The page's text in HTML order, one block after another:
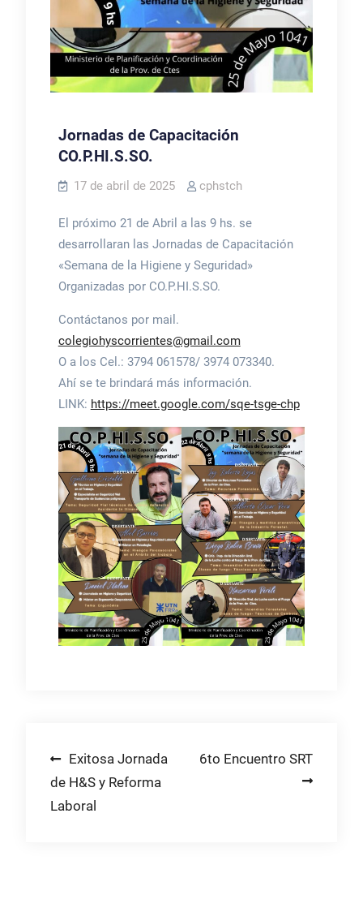
Jornadas de Capacitación
CO.P.HI.S.SO.
17 de abril de 2025 cphstch
El próximo 21 de Abril a las 9 hs. se
desarrollaran las Jornadas de Capacitación
«Semana de la Higiene y Seguridad»
Organizadas por CO.P.HI.S.SO.
Contáctanos por mail.
colegiohyscorrientes@gmail.com
O a los Cel.: 3794 061578/ 3974 073340.
Ahí se te brindará más información.
LINK: https://meet.google.com/sqe-tsge-chp
Navegación
de
entradas
Exitosa Jornada
de H&S y Reforma
Laboral
6to Encuentro SRT